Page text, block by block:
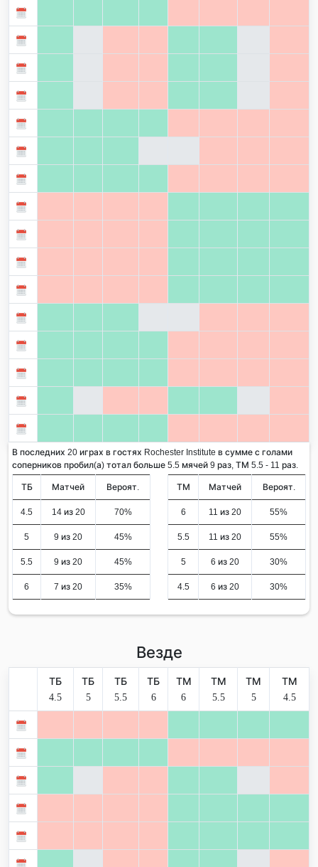
В последних 20 играх в гостях Rochester Institute в сумме с голами
соперников пробил(а) тотал больше 5.5 мячей 9 раз, ТМ 5.5 - 11 раз.
ТБ Матчей Вероят.
4.5 14 из 20 70%
5 9 из 20 45%
5.5 9 из 20 45%
6 7 из 20 35%
ТМ Матчей Вероят.
6 11 из 20 55%
5.5 11 из 20 55%
5 6 из 20 30%
4.5 6 из 20 30%
Везде
ТБ
4.5
ТБ
5
ТБ
5.5
ТБ
6
ТМ
6
ТМ
5.5
ТМ
5
ТМ
4.5